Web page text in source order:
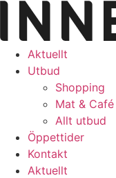
Hoppa
innehåll
Aktuellt
Utbud
Shopping
Mat & Café
Allt utbud
Öppettider
Kontakt
Aktuellt